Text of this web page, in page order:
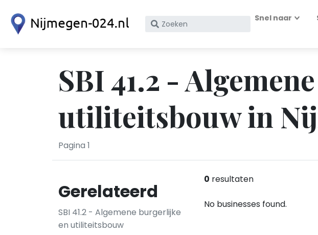
Zoek
nummer
Snel naar
SBI 41.2 -
utiliteitsbouw in
Pagina 1
Gerelateerd
SBI 41.2 - Algemene burgerlijke
en utiliteitsbouw
0 resultaten
No businesses found.